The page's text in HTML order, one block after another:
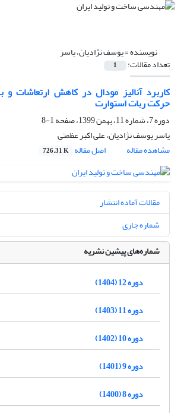
نویسنده =یوسف نژادیان، یاسر
تعداد مقالات: 1
کاربرد آنالیز مودال در کاهش ارتعاشات و
حرکت ربات استوارت
دوره 7، شماره 11، بهمن 1399، صفحه
1-8
یاسر یوسف نژادیان، علی اکبر عظمتی
مشاهده مقاله
اصل مقاله 726.31 K
مقالات آماده انتشار
شماره جاری
شماره‌های پیشین نشریه
دوره 12 (1404)
دوره 11 (1403)
دوره 10 (1402)
دوره 9 (1401)
دوره 8 (1400)